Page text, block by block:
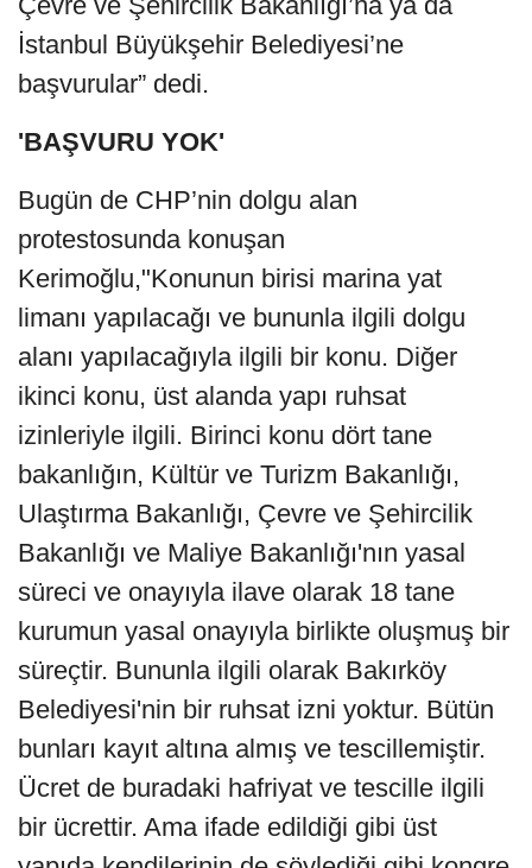
İstanbul Büyükşehir Belediyesi’ne
başvurular” dedi.
'BAŞVURU YOK'
Bugün de CHP’nin dolgu alan
protestosunda konuşan
Kerimoğlu,"Konunun birisi marina yat
limanı yapılacağı ve bununla ilgili dolgu
alanı yapılacağıyla ilgili bir konu. Diğer
ikinci konu, üst alanda yapı ruhsat
izinleriyle ilgili. Birinci konu dört tane
bakanlığın, Kültür ve Turizm Bakanlığı,
Ulaştırma Bakanlığı, Çevre ve Şehircilik
Bakanlığı ve Maliye Bakanlığı'nın yasal
süreci ve onayıyla ilave olarak 18 tane
kurumun yasal onayıyla birlikte oluşmuş bir
süreçtir. Bununla ilgili olarak Bakırköy
Belediyesi'nin bir ruhsat izni yoktur. Bütün
bunları kayıt altına almış ve tescillemiştir.
Ücret de buradaki hafriyat ve tescille ilgili
bir ücrettir. Ama ifade edildiği gibi üst